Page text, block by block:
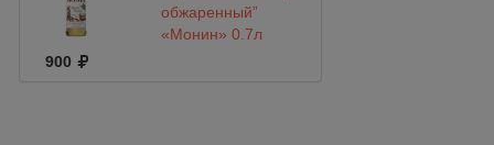
обжаренный”
«Монин» 0,7л
900